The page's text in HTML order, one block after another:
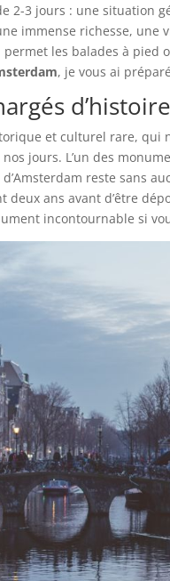
2-3 jours : une situation
immense richesse, une
les balades à pied
, je vous ai
et culturel rare, qui
jours. L’un des
reste sans
ans avant d’être
incontournable si